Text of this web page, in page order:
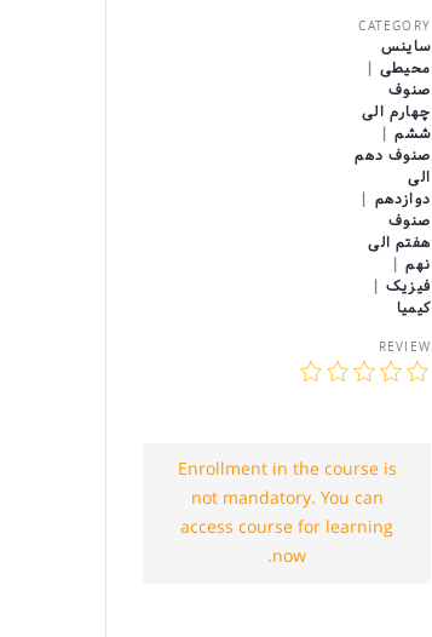
CATEGORY
ساینس
محیطی |
صنوف
چهارم الی
ششم |
صنوف دهم
الی
دوازدهم |
صنوف
هفتم الی
نهم |
فیزیک |
کیمیا
REVIEW
Enrollment in the course is
not mandatory. You can
access course for learning
now.